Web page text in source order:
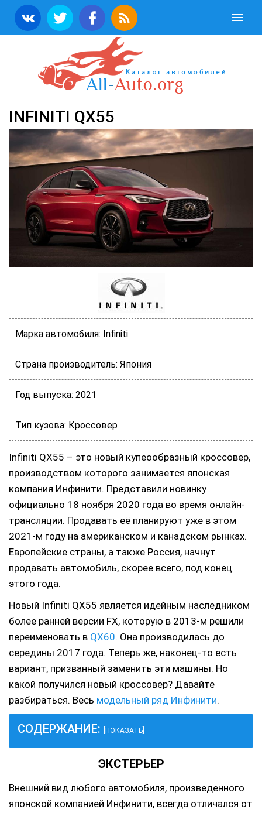
INFINITI QX55
Марка автомобиля: Infiniti
Страна производитель: Япония
Год выпуска: 2021
Тип кузова: Кроссовер
Infiniti QX55 – это новый купеообразный кроссовер,
производством которого занимается японская
компания Инфинити. Представили новинку
официально 18 ноября 2020 года во время онлайн-
трансляции. Продавать её планируют уже в этом
2021-м году на американском и канадском рынках.
Европейские страны, а также Россия, начнут
продавать автомобиль, скорее всего, под конец
этого года.
Новый Infiniti QX55 является идейным наследником
более ранней версии FX, которую в 2013-м решили
переименовать в QX60. Она производилась до
середины 2017 года. Теперь же, наконец-то есть
вариант, призванный заменить эти машины. Но
какой получился новый кроссовер? Давайте
разбираться. Весь модельный ряд Инфинити.
СОДЕРЖАНИЕ: [ПОКАЗАТЬ]
ЭКСТЕРЬЕР
Внешний вид любого автомобиля, произведенного
японской компанией Инфинити, всегда отличался от